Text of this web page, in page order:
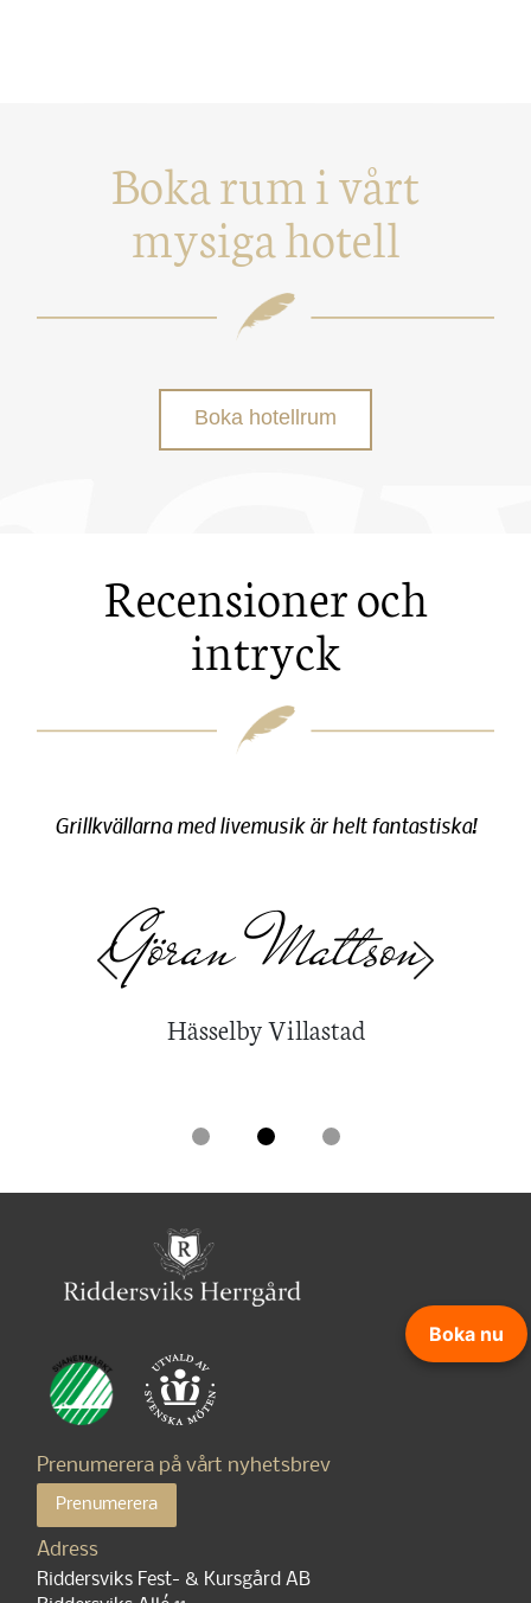
Boka rum i vårt
mysiga hotell
Boka hotellrum
Recensioner och
intryck
Grillkvällarna med livemusik är helt fantastiska!
Göran Mattson
Hässelby Villastad
Previous Next
Prenumerera på vårt nyhetsbrev
Prenumerera
Adress
Riddersviks Fest- & Kursgård AB
Boka nu